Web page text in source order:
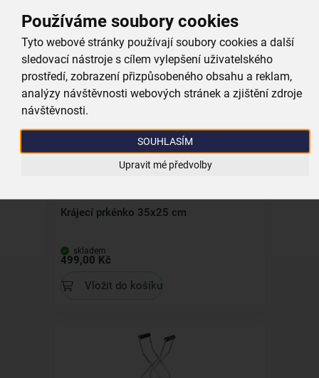
Používáme soubory cookies
Tyto webové stránky používají soubory cookies a další
sledovací nástroje s cílem vylepšení uživatelského
prostředí, zobrazení přizpůsobeného obsahu a reklam,
analýzy návštěvnosti webových stránek a zjištění zdroje
návštěvnosti.
SOUHLASÍM
Upravit mé předvolby
Zavařovací hlava 83/68
skladem
129,00 Kč
Vložit do košíku
Krájecí prkénko 35x25 cm
skladem
499,00 Kč
Vložit do košíku